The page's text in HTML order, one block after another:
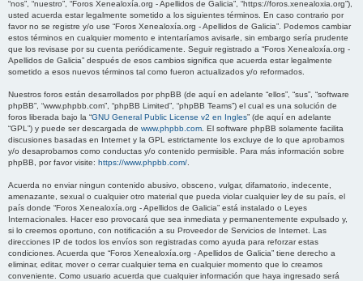
“nos”, “nuestro”, “Foros Xenealoxía.org - Apellidos de Galicia”, “https://foros.xenealoxia.org”),
usted acuerda estar legalmente sometido a los siguientes términos. En caso contrario por
favor no se registre y/o use “Foros Xenealoxía.org - Apellidos de Galicia”. Podemos cambiar
estos términos en cualquier momento e intentaríamos avisarle, sin embargo sería prudente
que los revisase por su cuenta periódicamente. Seguir registrado a “Foros Xenealoxía.org -
Apellidos de Galicia” después de esos cambios significa que acuerda estar legalmente
sometido a esos nuevos términos tal como fueron actualizados y/o reformados.
Nuestros foros están desarrollados por phpBB (de aquí en adelante “ellos”, “sus”, “software
phpBB”, “www.phpbb.com”, “phpBB Limited”, “phpBB Teams”) el cual es una solución de
foros liberada bajo la “GNU General Public License v2 en Ingles” (de aquí en adelante
“GPL”) y puede ser descargada de www.phpbb.com . El software phpBB solamente facilita
discusiones basadas en Internet y la GPL estrictamente los excluye de lo que aprobamos
y/o desaprobamos como conductas y/o contenido permisible. Para más información sobre
phpBB, por favor visite: https://www.phpbb.com/
Acuerda no enviar ningun contenido abusivo, obsceno, vulgar, difamatorio, indecente,
amenazante, sexual o cualquier otro material que pueda violar cualquier ley de su país, el
país donde “Foros Xenealoxía.org - Apellidos de Galicia” está instalado o Leyes
Internacionales. Hacer eso provocará que sea inmediata y permanentemente expulsado y,
si lo creemos oportuno, con notificación a su Proveedor de Servicios de Internet. Las
direcciones IP de todos los envíos son registradas como ayuda para reforzar estas
condiciones. Acuerda que “Foros Xenealoxía.org - Apellidos de Galicia” tiene derecho a
eliminar, editar, mover o cerrar cualquier tema en cualquier momento que lo creamos
conveniente. Como usuario acuerda que cualquier información que haya ingresado será